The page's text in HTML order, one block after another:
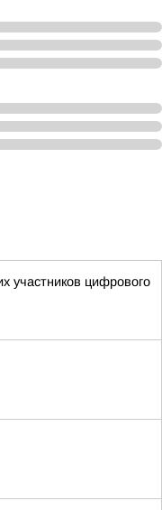
участников цифрового